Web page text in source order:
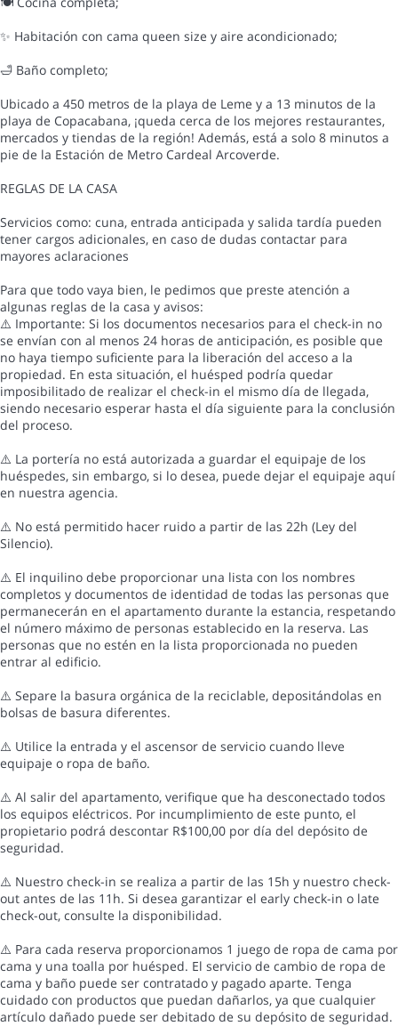
✨ Habitación con cama queen size y aire acondicionado;
🛁 Baño completo;
Ubicado a 450 metros de la playa de Leme y a 13 minutos de la
playa de Copacabana, ¡queda cerca de los mejores restaurantes,
mercados y tiendas de la región! Además, está a solo 8 minutos a
pie de la Estación de Metro Cardeal Arcoverde.
REGLAS DE LA CASA
Servicios como: cuna, entrada anticipada y salida tardía pueden
tener cargos adicionales, en caso de dudas contactar para
mayores aclaraciones
Para que todo vaya bien, le pedimos que preste atención a
algunas reglas de la casa y avisos:
⚠️ Importante: Si los documentos necesarios para el check-in no
se envían con al menos 24 horas de anticipación, es posible que
no haya tiempo suficiente para la liberación del acceso a la
propiedad. En esta situación, el huésped podría quedar
imposibilitado de realizar el check-in el mismo día de llegada,
siendo necesario esperar hasta el día siguiente para la conclusión
del proceso.
⚠️ La portería no está autorizada a guardar el equipaje de los
huéspedes, sin embargo, si lo desea, puede dejar el equipaje aquí
en nuestra agencia.
⚠️ No está permitido hacer ruido a partir de las 22h (Ley del
Silencio).
⚠️ El inquilino debe proporcionar una lista con los nombres
completos y documentos de identidad de todas las personas que
permanecerán en el apartamento durante la estancia, respetando
el número máximo de personas establecido en la reserva. Las
personas que no estén en la lista proporcionada no pueden
entrar al edificio.
⚠️ Separe la basura orgánica de la reciclable, depositándolas en
bolsas de basura diferentes.
⚠️ Utilice la entrada y el ascensor de servicio cuando lleve
equipaje o ropa de baño.
⚠️ Al salir del apartamento, verifique que ha desconectado todos
los equipos eléctricos. Por incumplimiento de este punto, el
propietario podrá descontar R$100,00 por día del depósito de
seguridad.
⚠️ Nuestro check-in se realiza a partir de las 15h y nuestro check-
out antes de las 11h. Si desea garantizar el early check-in o late
check-out, consulte la disponibilidad.
⚠️ Para cada reserva proporcionamos 1 juego de ropa de cama por
cama y una toalla por huésped. El servicio de cambio de ropa de
cama y baño puede ser contratado y pagado aparte. Tenga
cuidado con productos que puedan dañarlos, ya que cualquier
artículo dañado puede ser debitado de su depósito de seguridad.